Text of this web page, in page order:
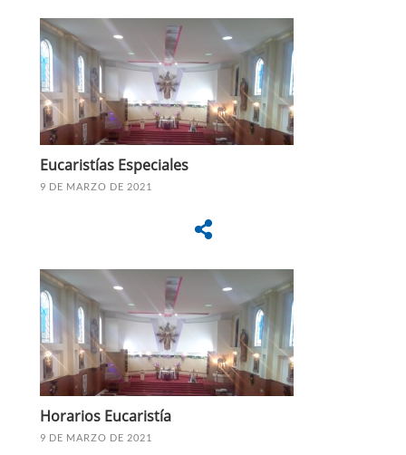
Eucaristías Especiales
9 DE MARZO DE 2021
Horarios Eucaristía
9 DE MARZO DE 2021